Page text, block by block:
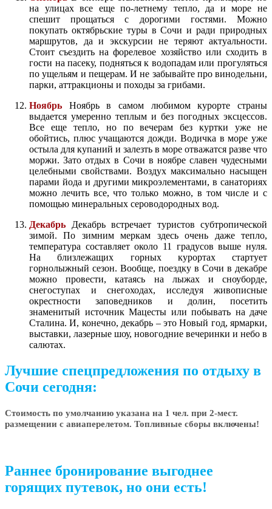
на улицах все еще по-летнему тепло, да и море не
спешит прощаться с дорогими гостями. Можно
покупать октябрьские туры в Сочи и ради природных
маршрутов, да и экскурсии не теряют актуальности.
Стоит съездить на форелевое хозяйство или сходить в
гости на пасеку, подняться к водопадам или прогуляться
по ущельям и пещерам. И не забывайте про винодельни,
парки, аттракционы и походы за грибами.
Ноябрь Ноябрь в самом любимом курорте страны
выдается умеренно теплым и без погодных эксцессов.
Все еще тепло, но по вечерам без куртки уже не
обойтись, плюс учащаются дожди. Водичка в море уже
остыла для купаний и залезть в море отважатся разве что
моржи. Зато отдых в Сочи в ноябре славен чудесными
целебными свойствами. Воздух максимально насыщен
парами йода и другими микроэлементами, в санаториях
можно лечить все, что только можно, в том числе и с
помощью минеральных сероводородных вод.
Декабрь Декабрь встречает туристов субтропической
зимой. По зимним меркам здесь очень даже тепло,
температура составляет около 11 градусов выше нуля.
На близлежащих горных курортах стартует
горнолыжный сезон. Вообще, поездку в Сочи в декабре
можно провести, катаясь на лыжах и сноуборде,
снегоступах и снегоходах, исследуя живописные
окрестности заповедников и долин, посетить
знаменитый источник Мацесты или побывать на даче
Сталина. И, конечно, декабрь – это Новый год, ярмарки,
выставки, лазерные шоу, новогодние вечеринки и небо в
салютах.
Лучшие спецпредложения по отдыху в
Сочи сегодня:
Стоимость по умолчанию указана на 1 чел. при 2-мест.
размещении с авиаперелетом. Топливные сборы включены!
Раннее бронирование выгоднее
горящих путевок, но они есть!